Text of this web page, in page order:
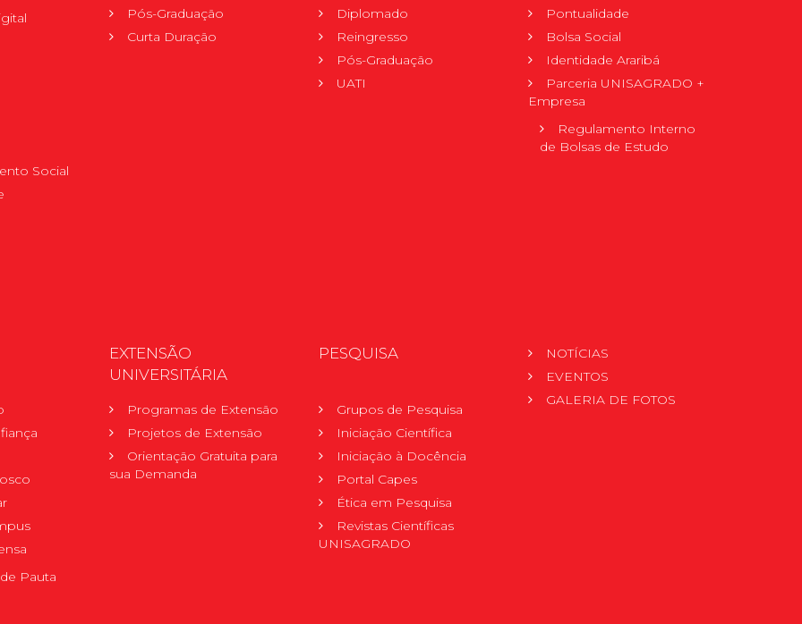
Social
Pós-Graduação
Curta Duração
Diplomado
Reingresso
Pós-Graduação
UATI
Pontualidade
Bolsa Social
Identidade Araribá
Parceria UNISAGRADO +
Empresa
Regulamento Interno
de Bolsas de Estudo
Pauta
EXTENSÃO
UNIVERSITÁRIA
Programas de Extensão
Projetos de Extensão
Orientação Gratuita para
sua Demanda
PESQUISA
Grupos de Pesquisa
Iniciação Científica
Iniciação à Docência
Portal Capes
Ética em Pesquisa
Revistas Científicas
UNISAGRADO
NOTÍCIAS
EVENTOS
GALERIA DE FOTOS